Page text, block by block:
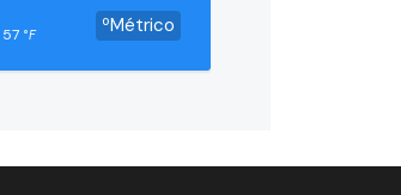
ºMétrico
57 °F